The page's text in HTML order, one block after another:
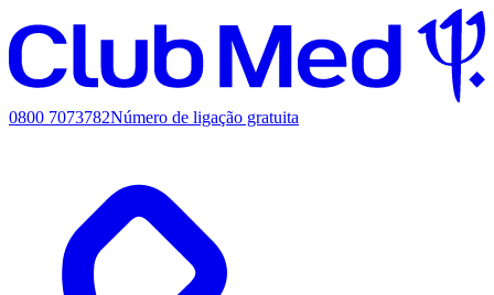
0800 7073782Número de ligação gratuita